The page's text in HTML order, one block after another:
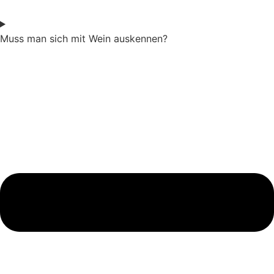
Muss man sich mit Wein auskennen?